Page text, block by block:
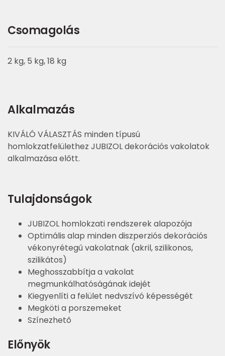
Csomagolás
2 kg, 5 kg, 18 kg
Alkalmazás
KIVÁLÓ VÁLASZTÁS minden típusú
homlokzatfelülethez JUBIZOL dekorációs vakolatok
alkalmazása előtt.
Tulajdonságok
JUBIZOL homlokzati rendszerek alapozója
Optimális alap minden diszperziós dekorációs
vékonyrétegű vakolatnak (akril, szilikonos,
szilikátos)
Meghosszabbítja a vakolat
megmunkálhatóságának idejét
Kiegyenlíti a felület nedvszívó képességét
Megköti a porszemeket
Színezhető
Előnyök